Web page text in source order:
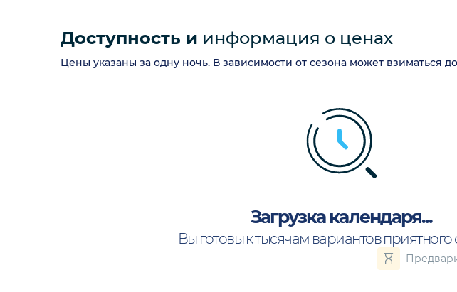
Доступность и информация о ценах
Цены указаны за одну ночь. В зависимости от сезона может взиматься
Загрузка календаря...
Вы готовы к тысячам вариантов приятного